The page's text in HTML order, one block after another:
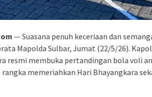
— Suasana penuh keceriaan dan
Mapolda Sulbar, Jumat (22/5/26).
resmi membuka pertandingan bola voli
memeriahkan Hari Bhayangkara